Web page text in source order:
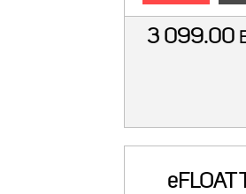
3 099.00
eFLOAT